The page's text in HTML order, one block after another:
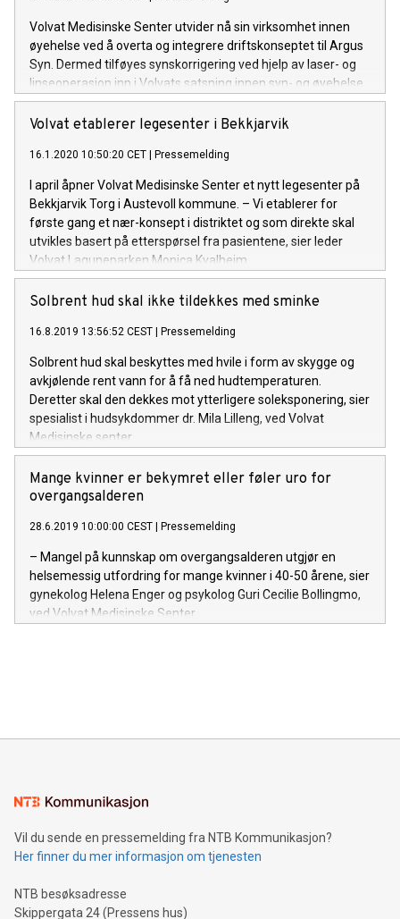
Volvat Medisinske Senter utvider nå sin virksomhet innen
øyehelse ved å overta og integrere driftskonseptet til Argus
Syn. Dermed tilføyes synskorrigering ved hjelp av laser- og
linseoperasjon inn i Volvats satsning innen syn- og øyehelse.
Volvat etablerer legesenter i Bekkjarvik
16.1.2020 10:50:20 CET Pressemelding
I april åpner Volvat Medisinske Senter et nytt legesenter på
Bekkjarvik Torg i Austevoll kommune. – Vi etablerer for
første gang et nær-konsept i distriktet og som direkte skal
utvikles basert på etterspørsel fra pasientene, sier leder
Volvat Laguneparken Monica Kvalheim.
Solbrent hud skal ikke tildekkes med sminke
16.8.2019 13:56:52 CEST Pressemelding
Solbrent hud skal beskyttes med hvile i form av skygge og
avkjølende rent vann for å få ned hudtemperaturen.
Deretter skal den dekkes mot ytterligere soleksponering, sier
spesialist i hudsykdommer dr. Mila Lilleng, ved Volvat
Medisinske senter.
Mange kvinner er bekymret eller føler uro for
overgangsalderen
28.6.2019 10:00:00 CEST Pressemelding
– Mangel på kunnskap om overgangsalderen utgjør en
helsemessig utfordring for mange kvinner i 40-50 årene, sier
gynekolog Helena Enger og psykolog Guri Cecilie Bollingmo,
ved Volvat Medisinske Senter.
Vil du sende en pressemelding fra NTB Kommunikasjon?
Her finner du mer informasjon om tjenesten
NTB besøksadresse
Skippergata 24 (Pressens hus)